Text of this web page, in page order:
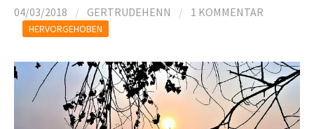
04/03/2018 / GERTRUDEHENN / 1 KOMMENTAR
HERVORGEHOBEN